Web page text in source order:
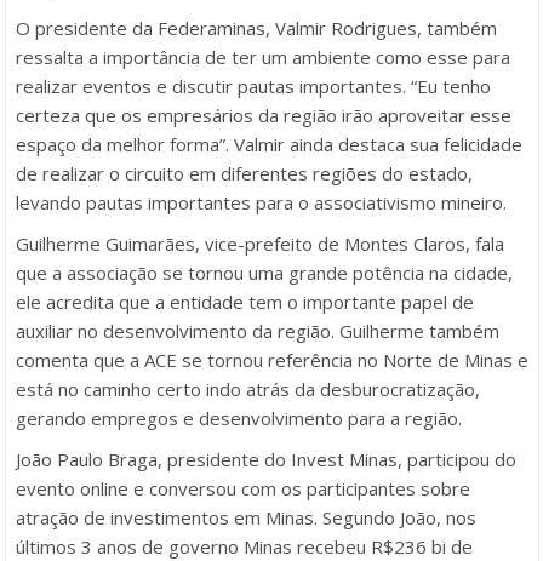
O presidente da Federaminas, Valmir Rodrigues, também
ressalta a importância de ter um ambiente como esse para
realizar eventos e discutir pautas importantes. “Eu tenho
certeza que os empresários da região irão aproveitar esse
espaço da melhor forma”. Valmir ainda destaca sua felicidade
de realizar o circuito em diferentes regiões do estado,
levando pautas importantes para o associativismo mineiro.
Guilherme Guimarães, vice-prefeito de Montes Claros, fala
que a associação se tornou uma grande potência na cidade,
ele acredita que a entidade tem o importante papel de
auxiliar no desenvolvimento da região. Guilherme também
comenta que a ACE se tornou referência no Norte de Minas e
está no caminho certo indo atrás da desburocratização,
gerando empregos e desenvolvimento para a região.
João Paulo Braga, presidente do Invest Minas, participou do
evento online e conversou com os participantes sobre
atração de investimentos em Minas. Segundo João, nos
últimos 3 anos de governo Minas recebeu R$236 bi de